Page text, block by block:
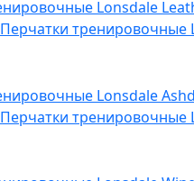
Перчатки тренировочные
Перчатки тренировочные